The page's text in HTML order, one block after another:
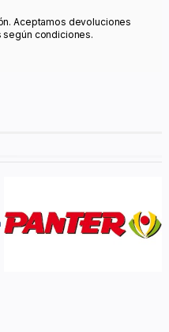
Aceptamos devoluciones
condiciones.